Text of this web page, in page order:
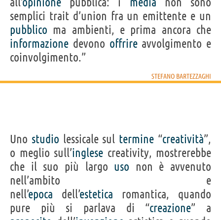
semplici trait d’union fra un emittente e un
pubblico ma ambienti, e prima ancora che
informazione devono offrireavvolgimento e
coinvolgimento.”
STEFANO BARTEZZAGHI
Uno studio lessicale sul termine “creatività”,
o meglio sull’inglese creativity, mostrerebbe
che il suo più largo uso non è avvenuto
nell’ambito e
nell’epoca dell’estetica romantica, quando
pure più si parlava di “creazione” a